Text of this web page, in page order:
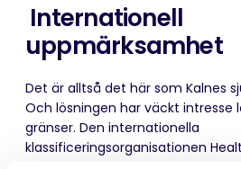
Internationell
uppmärksamhet
Det är alltså det här som Kalnes
Och lösningen har väckt intresse
gränser. Den internationella
klassificeringsorganisationen